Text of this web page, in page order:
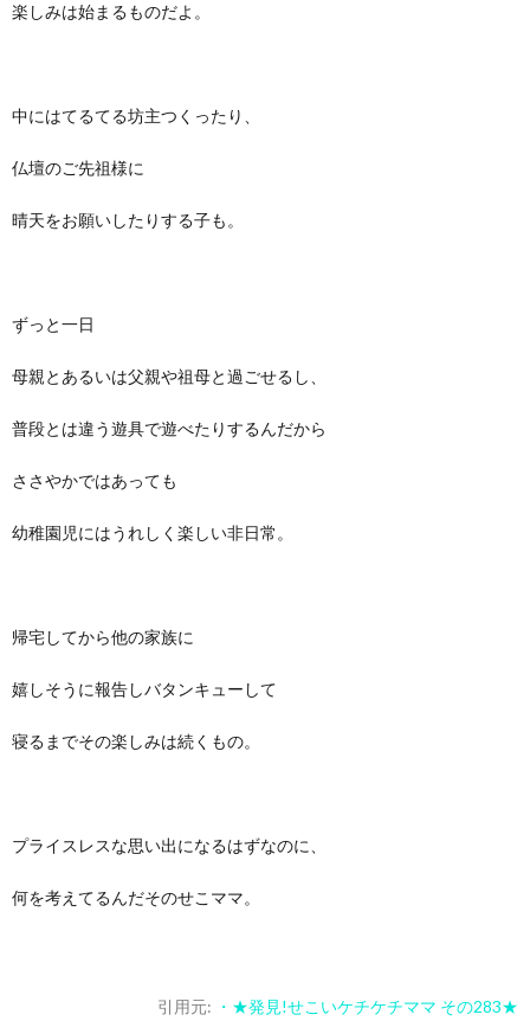
楽しみは始まるものだよ。
中にはてるてる坊主つくったり、
仏壇のご先祖様に
晴天をお願いしたりする子も。
ずっと一日
母親とあるいは父親や祖母と過ごせるし、
普段とは違う遊具で遊べたりするんだから
ささやかではあっても
幼稚園児にはうれしく楽しい非日常。
帰宅してから他の家族に
嬉しそうに報告しバタンキューして
寝るまでその楽しみは続くもの。
プライスレスな思い出になるはずなのに、
何を考えてるんだそのせこママ。
引用元: ・★発見!せこいケチケチママ その283★